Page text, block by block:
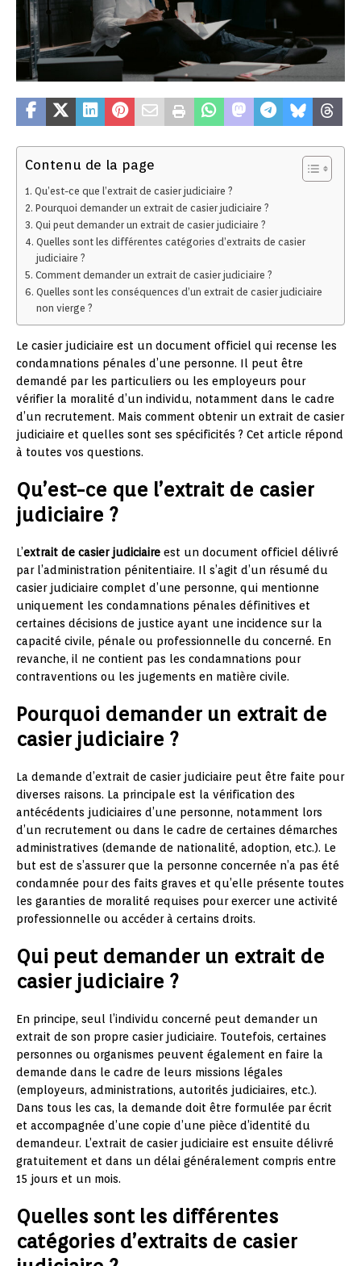
Contenu de la page
Qu’est-ce que l’extrait de casier judiciaire ?
Pourquoi demander un extrait de casier judiciaire ?
Qui peut demander un extrait de casier judiciaire ?
Quelles sont les différentes catégories d’extraits de casier
judiciaire ?
Comment demander un extrait de casier judiciaire ?
Quelles sont les conséquences d’un extrait de casier judiciaire
non vierge ?
Le casier judiciaire est un document officiel qui recense les
condamnations pénales d’une personne. Il peut être
demandé par les particuliers ou les employeurs pour
vérifier la moralité d’un individu, notamment dans le cadre
d’un recrutement. Mais comment obtenir un extrait de casier
judiciaire et quelles sont ses spécificités ? Cet article répond
à toutes vos questions.
Qu’est-ce que l’extrait de casier
judiciaire ?
L’extrait de casier judiciaire est un document officiel délivré
par l’administration pénitentiaire. Il s’agit d’un résumé du
casier judiciaire complet d’une personne, qui mentionne
uniquement les condamnations pénales définitives et
certaines décisions de justice ayant une incidence sur la
capacité civile, pénale ou professionnelle du concerné. En
revanche, il ne contient pas les condamnations pour
contraventions ou les jugements en matière civile.
Pourquoi demander un extrait de
casier judiciaire ?
La demande d’extrait de casier judiciaire peut être faite pour
diverses raisons. La principale est la vérification des
antécédents judiciaires d’une personne, notamment lors
d’un recrutement ou dans le cadre de certaines démarches
administratives (demande de nationalité, adoption, etc.). Le
but est de s’assurer que la personne concernée n’a pas été
condamnée pour des faits graves et qu’elle présente toutes
les garanties de moralité requises pour exercer une activité
professionnelle ou accéder à certains droits.
Qui peut demander un extrait de
casier judiciaire ?
En principe, seul l’individu concerné peut demander un
extrait de son propre casier judiciaire. Toutefois, certaines
personnes ou organismes peuvent également en faire la
demande dans le cadre de leurs missions légales
(employeurs, administrations, autorités judiciaires, etc.).
Dans tous les cas, la demande doit être formulée par écrit
et accompagnée d’une copie d’une pièce d’identité du
demandeur. L’extrait de casier judiciaire est ensuite délivré
gratuitement et dans un délai généralement compris entre
15 jours et un mois.
Quelles sont les différentes
catégories d’extraits de casier